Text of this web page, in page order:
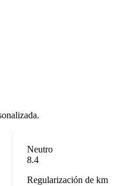
Neutro
8.4
Regularización de km